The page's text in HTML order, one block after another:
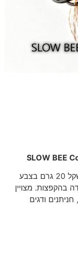
SLOW BEE
גיג איטי (SLOW) קצר מאוד 42 מ"מ במשקל 20 גרם בצבע
בהקפצות. מצויין
חניתנים ודגים